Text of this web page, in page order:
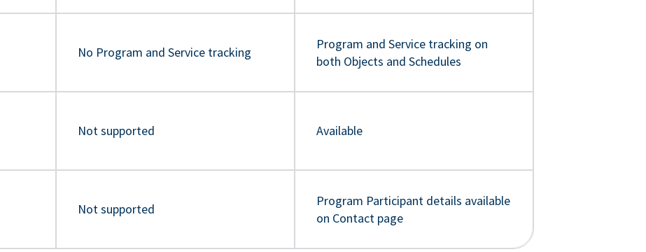
No Program and Service tracking
Program and Service tracking on
both Objects and Schedules
Not supported Available
Not supported
Program Participant details available
on Contact page